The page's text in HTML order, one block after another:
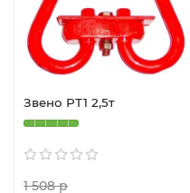
Звено РТ1 2,5т
1 508 р